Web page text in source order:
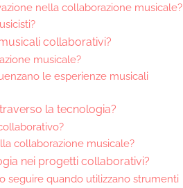
nella collaborazione musicale?
collaborativi?
musicale?
le esperienze musicali
la tecnologia?
collaborazione musicale?
nei progetti collaborativi?
seguire quando utilizzano strumenti